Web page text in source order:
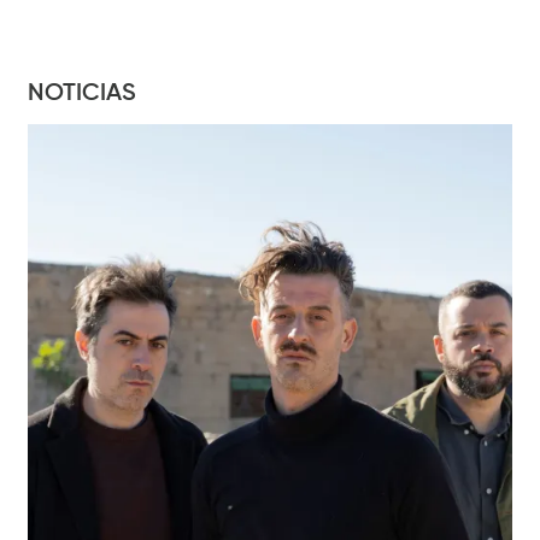
NOTICIAS